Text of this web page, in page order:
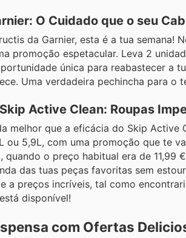
O Cuidado que o seu
da Garnier, esta é a tua semana!
promoção espetacular. Leva 2
única para reabastecer a
Uma verdadeira pechincha para
Active Clean: Roupas
melhor que a eficácia do Skip
ou 5,9L, com uma promoção que te
, quando o preço habitual era de 11,99
das tuas peças favoritas sem
a preços incríveis, tal como
disponível!
com Ofertas